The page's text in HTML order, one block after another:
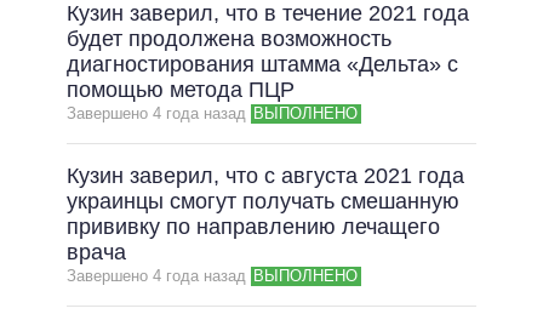
Кузин заверил, что в течение 2021 года
будет продолжена возможность
диагностирования штамма «Дельта» с
помощью метода ПЦР
Завершено 4 года назад ВЫПОЛНЕНО
Кузин заверил, что с августа 2021 года
украинцы смогут получать смешанную
прививку по направлению лечащего
врача
Завершено 4 года назад ВЫПОЛНЕНО